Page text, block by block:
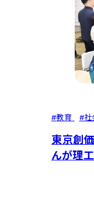
#教育 #社
東京創
んが理